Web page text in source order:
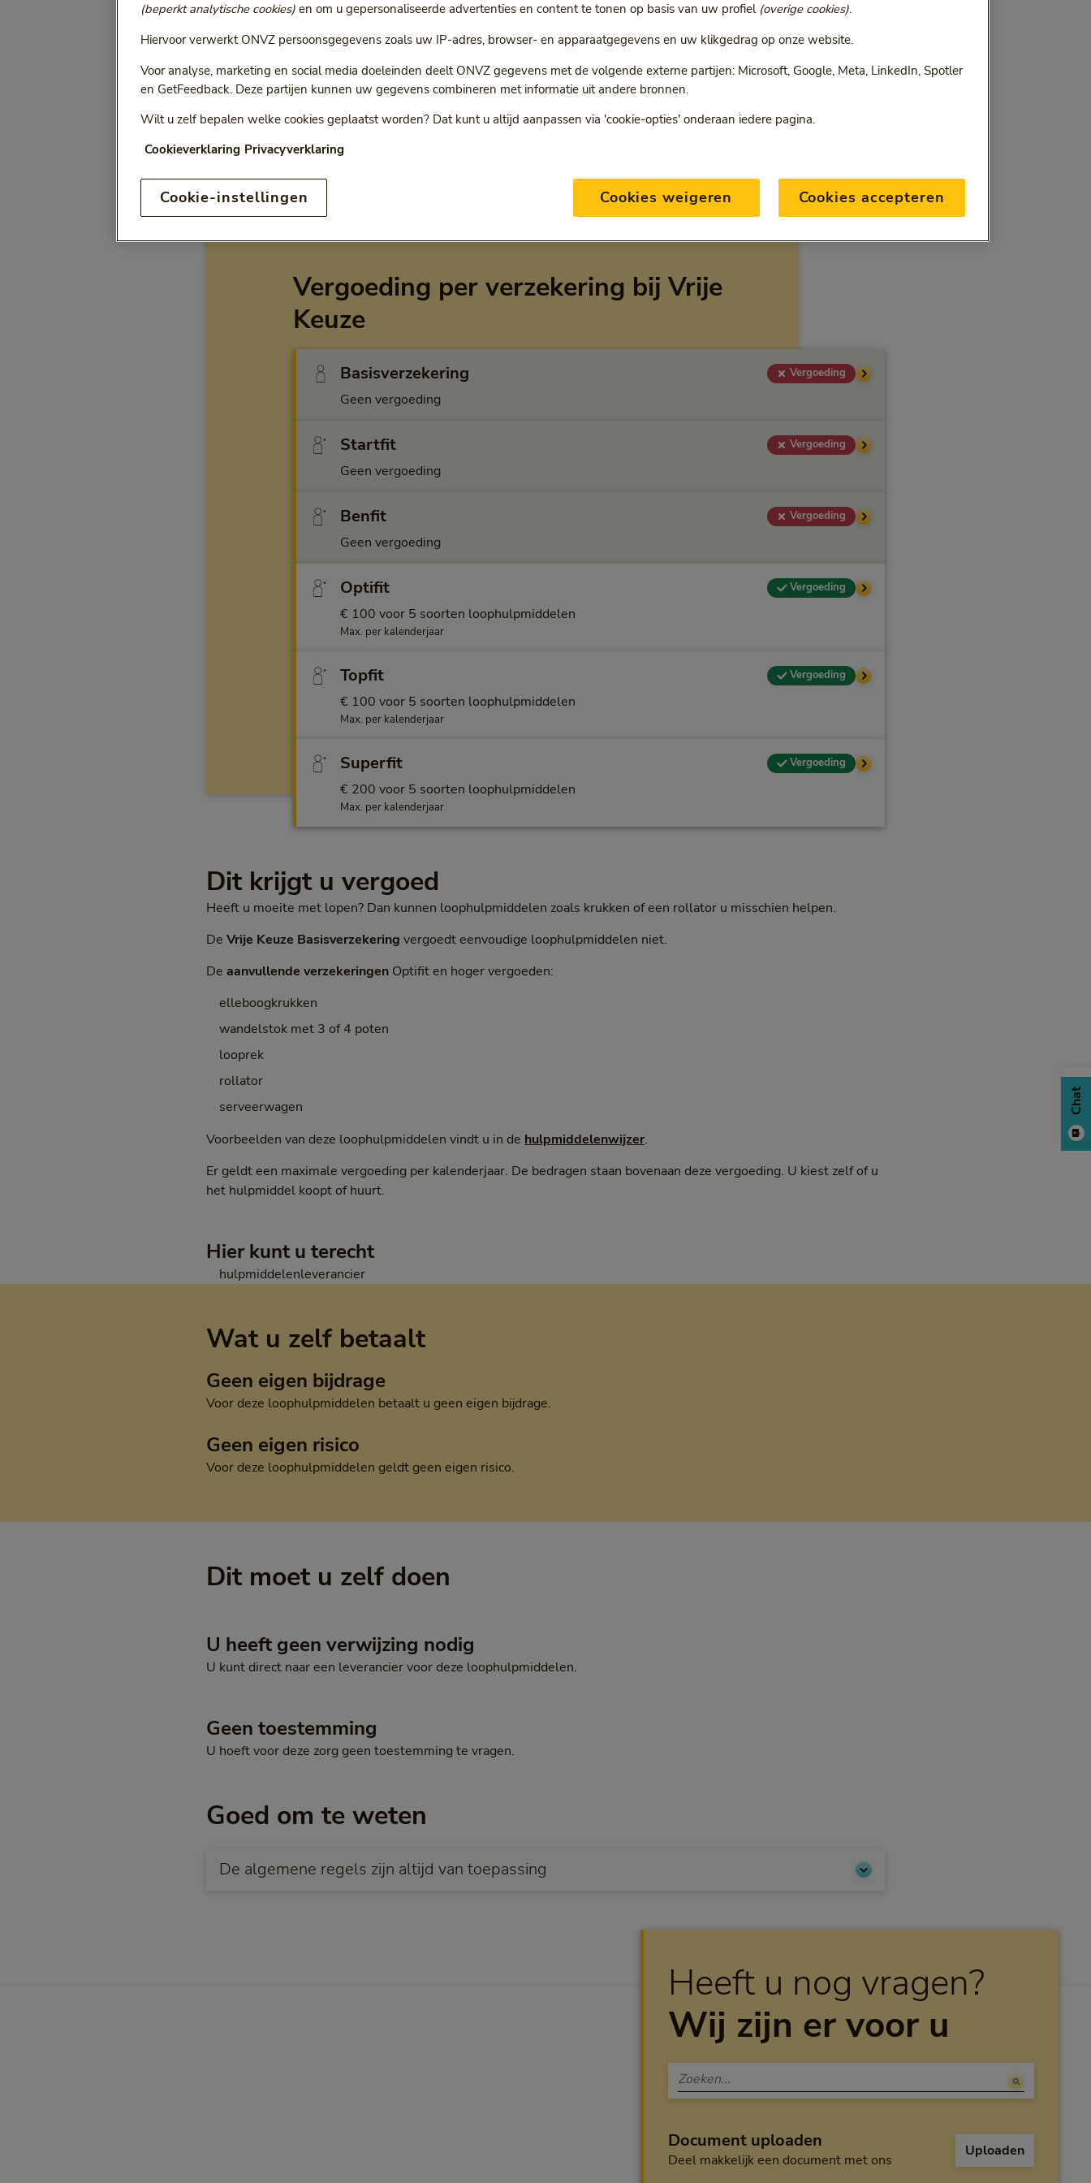
Selecteer jaar
Vergoeding voor:
ONVZ Vrije Keuze
Vergoeding per verzekering bij Vrije
Keuze
Basisverzekering Vergoeding
Geen vergoeding
Startfit Vergoeding
Geen vergoeding
Benfit Vergoeding
Geen vergoeding
Optifit Vergoeding
€ 100 voor 5 soorten loophulpmiddelen
Max. per kalenderjaar
Topfit Vergoeding
€ 100 voor 5 soorten loophulpmiddelen
Max. per kalenderjaar
Superfit Vergoeding
€ 200 voor 5 soorten loophulpmiddelen
Max. per kalenderjaar
Dit krijgt u vergoed
Heeft u moeite met lopen? Dan kunnen loophulpmiddelen zoals krukken of een rollator u misschien helpen.
De Vrije Keuze Basisverzekering vergoedt eenvoudige loophulpmiddelen niet.
De aanvullende verzekeringen Optifit en hoger vergoeden:
elleboogkrukken
wandelstok met 3 of 4 poten
looprek
rollator
serveerwagen
Voorbeelden van deze loophulpmiddelen vindt u in de hulpmiddelenwijzer.
Er geldt een maximale vergoeding per kalenderjaar. De bedragen staan bovenaan deze vergoeding. U kiest zelf of u
het hulpmiddel koopt of huurt.
Hier kunt u terecht
hulpmiddelenleverancier
Wat u zelf betaalt
Geen eigen bijdrage
Voor deze loophulpmiddelen betaalt u geen eigen bijdrage.
Geen eigen risico
Voor deze loophulpmiddelen geldt geen eigen risico.
Dit moet u zelf doen
U heeft geen verwijzing nodig
U kunt direct naar een leverancier voor deze loophulpmiddelen.
Geen toestemming
U hoeft voor deze zorg geen toestemming te vragen.
Goed om te weten
De algemene regels zijn altijd van toepassing
Heeft u nog vragen?
Wij zijn er voor u
Document uploaden
Deel makkelijk een document met ons
Uploaden
Chat
(beperkt analytische cookies) en om u gepersonaliseerde advertenties en content te tonen op basis van uw profiel (overige cookies).
Hiervoor verwerkt ONVZ persoonsgegevens zoals uw IP-adres, browser- en apparaatgegevens en uw klikgedrag op onze website.
Voor analyse, marketing en social media doeleinden deelt ONVZ gegevens met de volgende externe partijen: Microsoft, Google, Meta, LinkedIn, Spotler
en GetFeedback. Deze partijen kunnen uw gegevens combineren met informatie uit andere bronnen.
Wilt u zelf bepalen welke cookies geplaatst worden? Dat kunt u altijd aanpassen via 'cookie-opties' onderaan iedere pagina.
Cookieverklaring Privacyverklaring
Cookie-instellingen Cookies weigeren Cookies accepteren